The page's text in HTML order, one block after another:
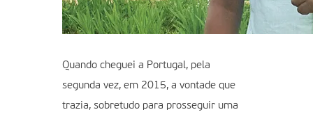
Quando cheguei a Portugal, pela
segunda vez, em 2015, a vontade que
trazia, sobretudo para prosseguir uma